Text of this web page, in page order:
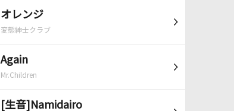
オレンジ
変態紳士クラブ
Again
Mr.Children
[生音]Namidairo